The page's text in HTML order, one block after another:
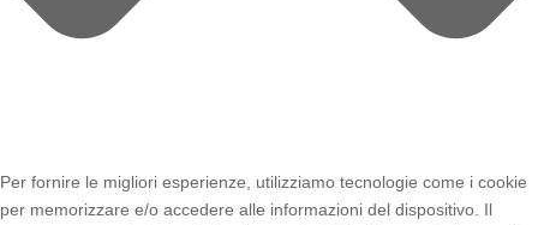
Per fornire le migliori esperienze, utilizziamo tecnologie come i cookie
per memorizzare e/o accedere alle informazioni del dispositivo. Il